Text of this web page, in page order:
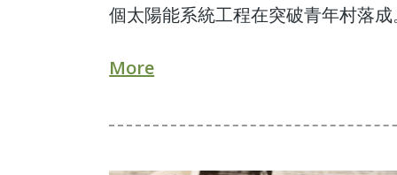
個太陽能系統工程在突破青年村落
More